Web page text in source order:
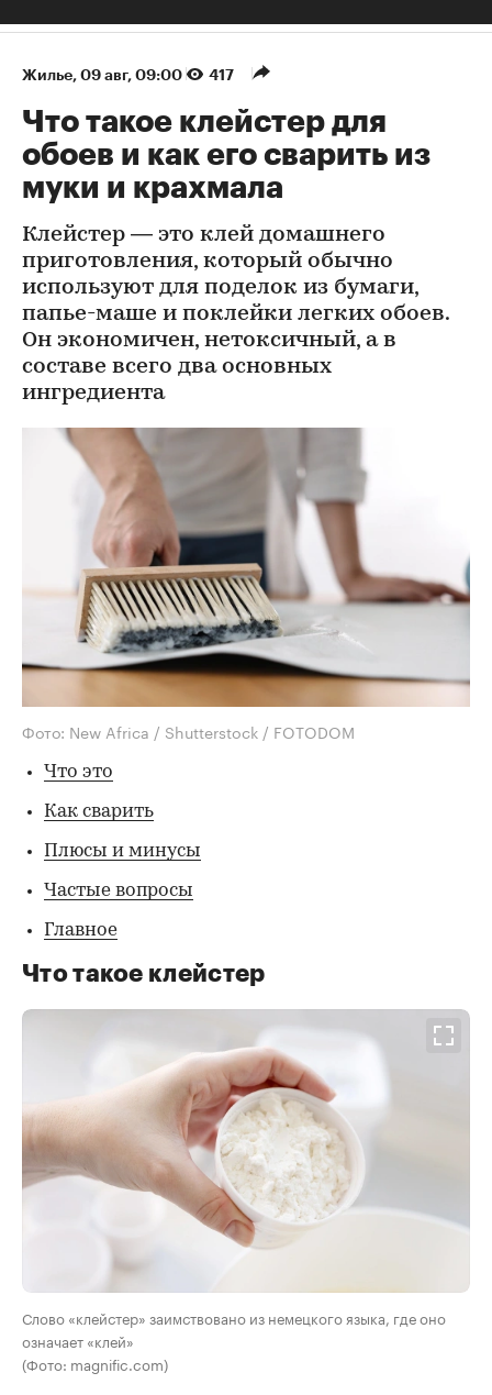
Жилье 09 авг, 09:00 417
Что такое клейстер для
обоев и как его сварить из
муки и крахмала
Клейстер — это клей домашнего
приготовления, который обычно
используют для поделок из бумаги,
папье-маше и поклейки легких обоев.
Он экономичен, нетоксичный, а в
составе всего два основных
ингредиента
Фото: New Africa / Shutterstock / FOTODOM
Что это
Как сварить
Плюсы и минусы
Частые вопросы
Главное
Что такое клейстер
Слово «клейстер» заимствовано из немецкого языка, где оно
означает «клей»
(Фото: magnific.com)